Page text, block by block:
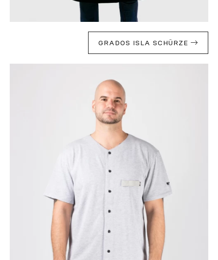
GRADOS ISLA SCHÜRZE